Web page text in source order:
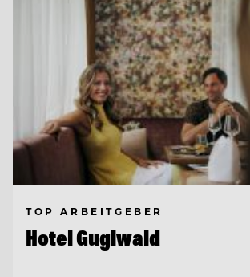
TOP ARBEITGEBER
Hotel Guglwald